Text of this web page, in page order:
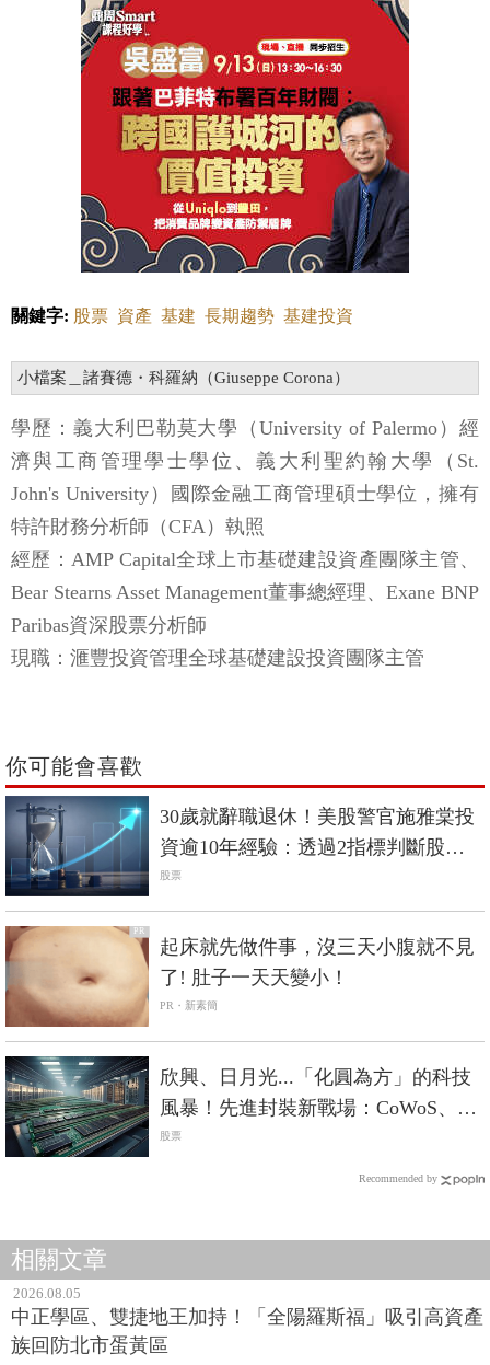
關鍵字: 股票 資產 基建 長期趨勢 基建投資
小檔案＿諸賽德・科羅納（Giuseppe Corona）
學歷：義大利巴勒莫大學（University of Palermo）經
濟與工商管理學士學位、義大利聖約翰大學（St.
John's University）國際金融工商管理碩士學位，擁有
特許財務分析師（CFA）執照
經歷：AMP Capital全球上市基礎建設資產團隊主管、
Bear Stearns Asset Management董事總經理、Exane BNP
Paribas資深股票分析師
現職：滙豐投資管理全球基礎建設投資團隊主管
你可能會喜歡
30歲就辭職退休！美股警官施雅棠投
資逾10年經驗：透過2指標判斷股價
趨勢
股票
PR
起床就先做件事，沒三天小腹就不見
了! 肚子一天天變小！
PR・新素簡
欣興、日月光...「化圓為方」的科技
風暴！先進封裝新戰場：CoWoS、
CoPoS、CoWoP誰勝出？
股票
Recommended by
相關文章
2026.08.05
中正學區、雙捷地王加持！「全陽羅斯福」吸引高資產
族回防北市蛋黃區